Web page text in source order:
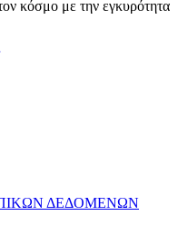
κόσμο με την εγκυρότητα
ΔΕΔΟΜΕΝΩΝ